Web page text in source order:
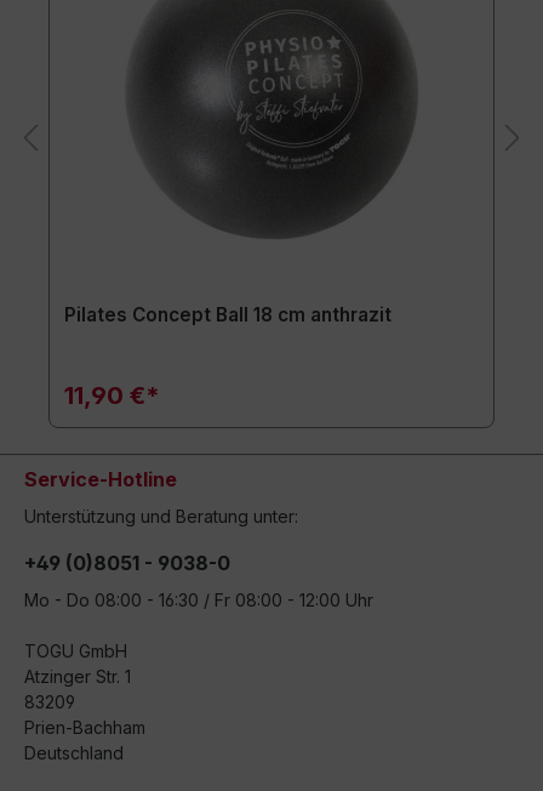
Pilates Concept Ball 18 cm anthrazit
11,90 €*
Service-Hotline
Unterstützung und Beratung unter:
+49 (0)8051 - 9038-0
Mo - Do 08:00 - 16:30 / Fr 08:00 - 12:00 Uhr
TOGU GmbH
Atzinger Str. 1
83209
Prien-Bachham
Deutschland